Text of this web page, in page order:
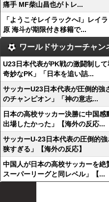
痛手 MF柴山昌也がトレ...
「ようこそレイラックへ❕」レ
原 海斗が期限付き移籍で...
ワールドサッカーチャン
U23日本代表がPK戦の激闘制し
奇妙なPK」「日本を追い詰...
サッカーU23日本代表が圧倒的強
のチャンピオン」「神の意志...
日本の高校サッカー決勝に中国
出場したかった」【海外の反応...
サッカーU-23日本代表の圧倒的
狭すぎる」【海外の反応】
中国人が日本の高校サッカーを
スーパーリーグと同レベル」【...